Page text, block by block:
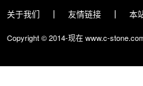
关于我们 友情链接 本
Copyright © 2014-现在 www.c-